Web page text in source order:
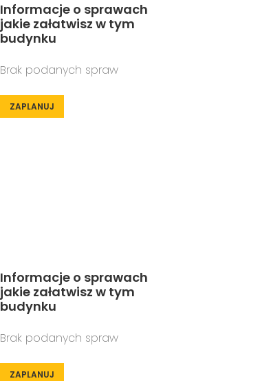
Informacje o sprawach
jakie załatwisz w tym
budynku
Brak podanych spraw
ZAPLANUJ
Informacje o sprawach
jakie załatwisz w tym
budynku
Brak podanych spraw
ZAPLANUJ